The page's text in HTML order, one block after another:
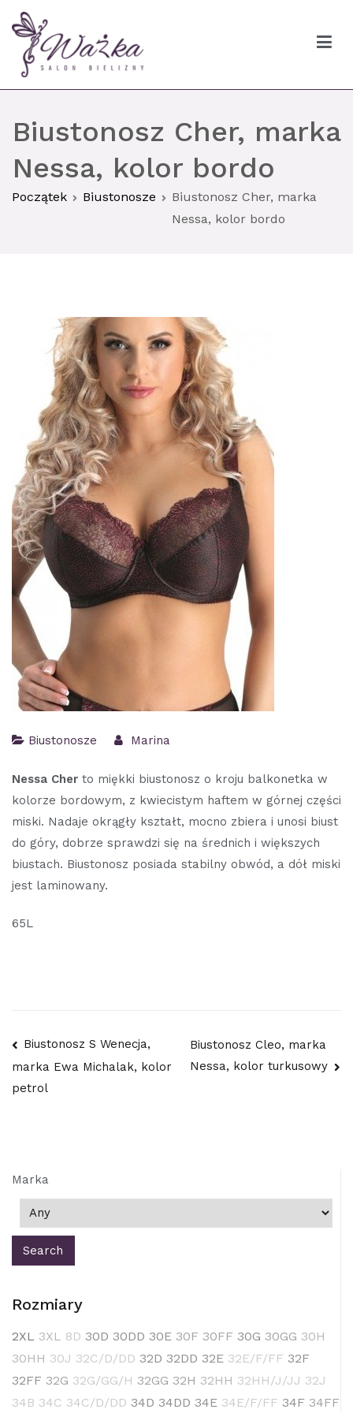
Przejdź
do
treści
Ważka biustonosze Gdańsk
Biustonosz Cher, marka
Nessa, kolor bordo
Początek Biustonosze
Biustonosz Cher, marka
Nessa, kolor bordo
Biustonosze Marina
Nessa Cher to miękki biustonosz o kroju balkonetka w
kolorze bordowym, z kwiecistym haftem w górnej części
miski. Nadaje okrągły kształt, mocno zbiera i unosi biust
do góry, dobrze sprawdzi się na średnich i większych
biustach. Biustonosz posiada stabilny obwód, a dół miski
jest laminowany.
65L
Nawigacja
wpisu
Biustonosz S Wenecja,
marka Ewa Michalak, kolor
petrol
Biustonosz Cleo, marka
Nessa, kolor turkusowy
Marka
Rozmiary
2XL 3XL 8D 30D 30DD 30E 30F 30FF 30G 30GG 30H
30HH 30J 32C/D/DD 32D 32DD 32E 32E/F/FF 32F
32FF 32G 32G/GG/H 32GG 32H 32HH 32HH/J/JJ 32J
34B 34C 34C/D/DD 34D 34DD 34E 34E/F/FF 34F 34FF